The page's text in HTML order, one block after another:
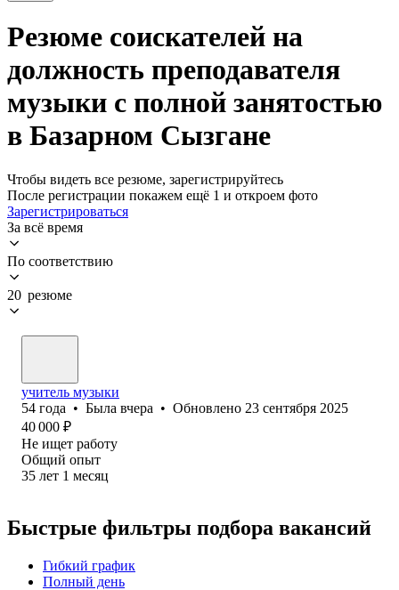
Резюме соискателей на
должность преподавателя
музыки с полной занятостью
в Базарном Сызгане
Чтобы видеть все резюме, зарегистрируйтесь
После регистрации покажем ещё 1 и откроем фото
Зарегистрироваться
За всё время
По соответствию
20 резюме
учитель музыки
54 года • Была вчера • Обновлено 23 сентября 2025
40 000 ₽
Не ищет работу
Общий опыт
35 лет 1 месяц
Быстрые фильтры подбора вакансий
Гибкий график
Полный день